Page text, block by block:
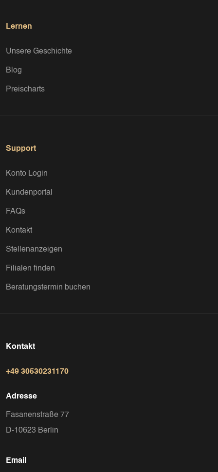
Lernen
Unsere Geschichte
Blog
Preischarts
Support
Konto Login
Kundenportal
FAQs
Kontakt
Stellenanzeigen
Filialen finden
Beratungstermin buchen
Kontakt
+49 30530231170
Adresse
Fasanenstraße 77
D-10623 Berlin
Email